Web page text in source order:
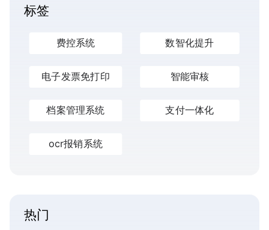
标签
费控系统 数智化提升
电子发票免打印 智能审核
档案管理系统 支付一体化
ocr报销系统
热门